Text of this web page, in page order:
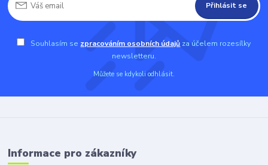
Přihlásit se
Souhlasím se zpracováním osobních údajů za účelem rozesílky
newsletteru.
Můžete se kdykoli odhlásit.
Informace pro zákazníky